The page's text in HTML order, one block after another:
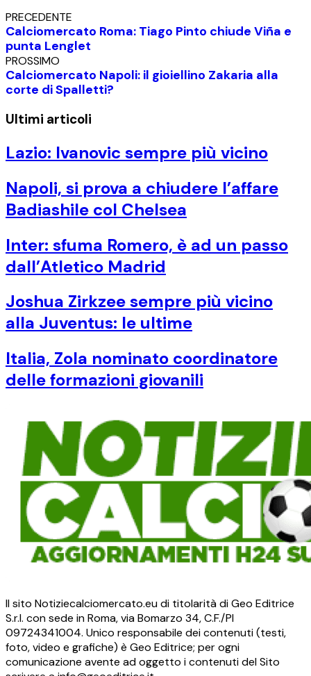
PRECEDENTE
Calciomercato Roma: Tiago Pinto chiude Viña e
punta Lenglet
PROSSIMO
Calciomercato Napoli: il gioiellino Zakaria alla
corte di Spalletti?
Ultimi articoli
Lazio: Ivanovic sempre più vicino
Napoli, si prova a chiudere l’affare
Badiashile col Chelsea
Inter: sfuma Romero, è ad un passo
dall’Atletico Madrid
Joshua Zirkzee sempre più vicino
alla Juventus: le ultime
Italia, Zola nominato coordinatore
delle formazioni giovanili
Il sito Notiziecalciomercato.eu di titolarità di Geo Editrice
S.r.l. con sede in Roma, via Bomarzo 34, C.F./PI
09724341004. Unico responsabile dei contenuti (testi,
foto, video e grafiche) è Geo Editrice; per ogni
comunicazione avente ad oggetto i contenuti del Sito